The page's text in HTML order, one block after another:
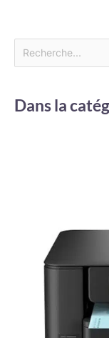
Dans la